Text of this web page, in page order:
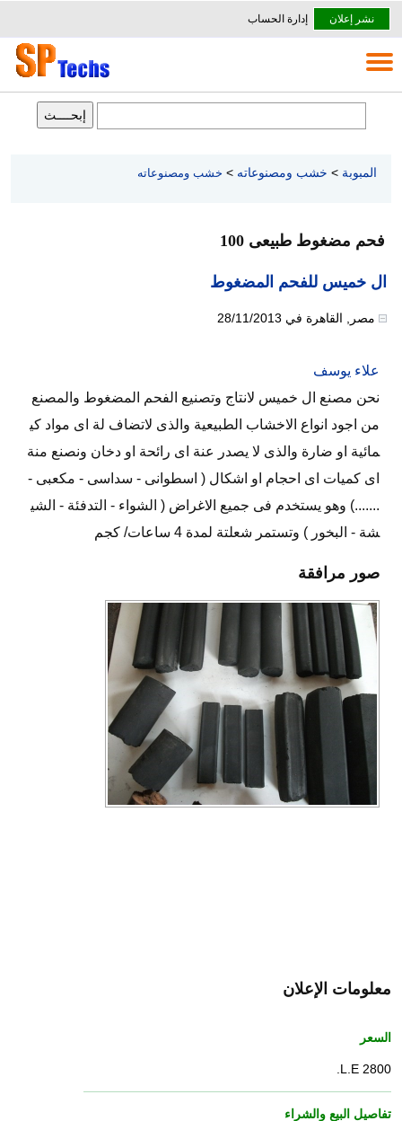
نشر إعلان إدارة الحساب
المبوبة > خشب ومصنوعاته > خشب ومصنوعاته
فحم مضغوط طبيعى 100
ال خميس للفحم المضغوط
مصر القاهرة في 28/11/2013
علاء يوسف
نحن مصنع ال خميس لانتاج وتصنيع الفحم المضغوط والمصنع
من اجود انواع الاخشاب الطبيعية والذى لاتضاف لة اى مواد كي
مائية او ضارة والذى لا يصدر عنة اى رائحة او دخان ونصنع منة
اى كميات اى احجام او اشكال ( اسطوانى - سداسى - مكعبى -
.......) وهو يستخدم فى جميع الاغراض ( الشواء - التدفئة - الشي
شة - البخور ) وتستمر شعلتة لمدة 4 ساعات/ كجم
صور مرافقة
معلومات الإعلان
السعر
2800 L.E.
تفاصيل البيع والشراء